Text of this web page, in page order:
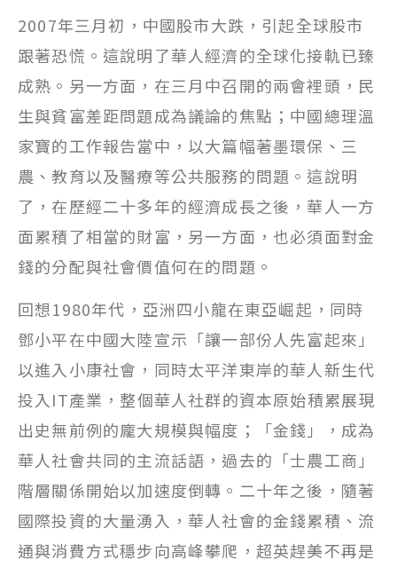
2007年三月初，中國股市大跌，引起全球股市
跟著恐慌。這說明了華人經濟的全球化接軌已臻
成熟。另一方面，在三月中召開的兩會裡頭，民
生與貧富差距問題成為議論的焦點；中國總理溫
家寶的工作報告當中，以大篇幅著墨環保、三
農、教育以及醫療等公共服務的問題。這說明
了，在歷經二十多年的經濟成長之後，華人一方
面累積了相當的財富，另一方面，也必須面對金
錢的分配與社會價值何在的問題。
回想1980年代，亞洲四小龍在東亞崛起，同時
鄧小平在中國大陸宣示「讓一部份人先富起來」
以進入小康社會，同時太平洋東岸的華人新生代
投入IT產業，整個華人社群的資本原始積累展現
出史無前例的龐大規模與幅度；「金錢」，成為
華人社會共同的主流話語，過去的「士農工商」
階層關係開始以加速度倒轉。二十年之後，隨著
國際投資的大量湧入，華人社會的金錢累積、流
通與消費方式穩步向高峰攀爬，超英趕美不再是